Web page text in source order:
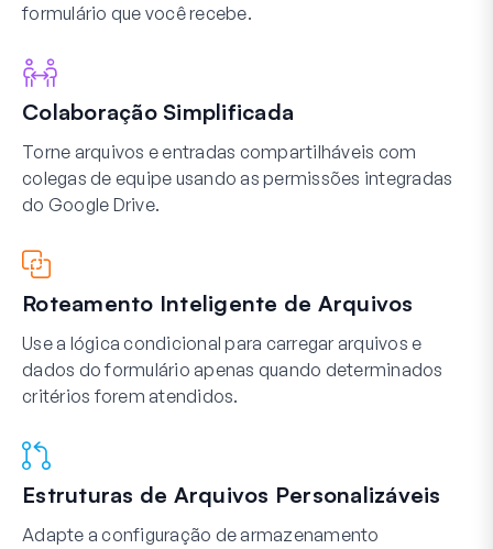
formulário que você recebe.
Colaboração Simplificada
Torne arquivos e entradas compartilháveis com
colegas de equipe usando as permissões integradas
do Google Drive.
Roteamento Inteligente de Arquivos
Use a lógica condicional para carregar arquivos e
dados do formulário apenas quando determinados
critérios forem atendidos.
Estruturas de Arquivos Personalizáveis
Adapte a configuração de armazenamento